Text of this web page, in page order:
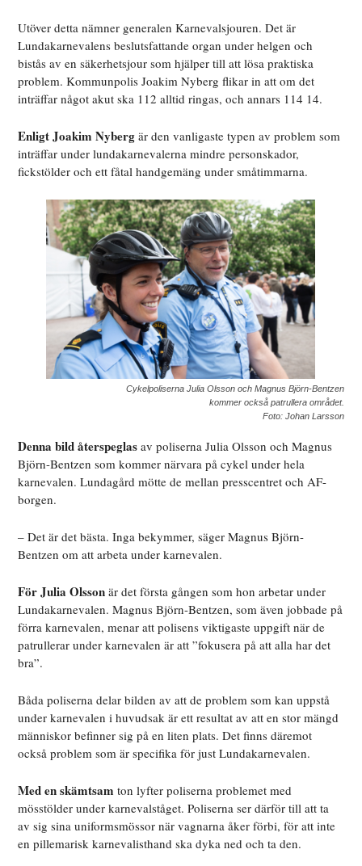
Utöver detta nämner generalen Karnevalsjouren. Det är
Lundakarnevalens beslutsfattande organ under helgen och
bistås av en säkerhetsjour som hjälper till att lösa praktiska
problem. Kommunpolis Joakim Nyberg flikar in att om det
inträffar något akut ska 112 alltid ringas, och annars 114 14.
Enligt Joakim Nyberg är den vanligaste typen av problem som
inträffar under lundakarnevalerna mindre personskador,
fickstölder och ett fåtal handgemäng under småtimmarna.
Cykelpoliserna Julia Olsson och Magnus Björn-Bentzen
kommer också patrullera området.
Foto: Johan Larsson
Denna bild återspeglas av poliserna Julia Olsson och Magnus
Björn-Bentzen som kommer närvara på cykel under hela
karnevalen. Lundagård mötte de mellan presscentret och AF-
borgen.
– Det är det bästa. Inga bekymmer, säger Magnus Björn-
Bentzen om att arbeta under karnevalen.
För Julia Olsson är det första gången som hon arbetar under
Lundakarnevalen. Magnus Björn-Bentzen, som även jobbade på
förra karnevalen, menar att polisens viktigaste uppgift när de
patrullerar under karnevalen är att ”fokusera på att alla har det
bra”.
Båda poliserna delar bilden av att de problem som kan uppstå
under karnevalen i huvudsak är ett resultat av att en stor mängd
människor befinner sig på en liten plats. Det finns däremot
också problem som är specifika för just Lundakarnevalen.
Med en skämtsam ton lyfter poliserna problemet med
mösstölder under karnevalståget. Poliserna ser därför till att ta
av sig sina uniformsmössor när vagnarna åker förbi, för att inte
en pillemarisk karnevalisthand ska dyka ned och ta den.